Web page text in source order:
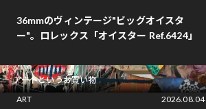
36mmのヴィンテージ"ビッグオイスタ
ー"。ロレックス「オイスター Ref.6424」
アートというお買い物
ART
2026.08.04